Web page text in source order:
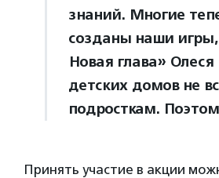
знаний. Многие
созданы наши игры,
Новая глава»
детских домов не
подросткам.
Принять участие в акции